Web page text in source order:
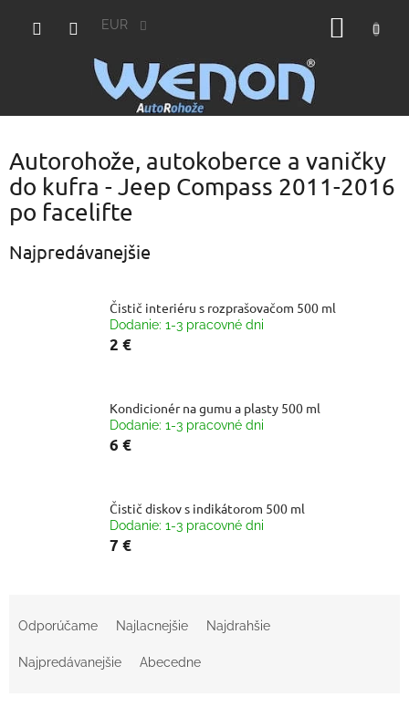
EUR
Autorohože, autokoberce a vaničky
do kufra - Jeep Compass 2011-2016
po facelifte
Najpredávanejšie
Čistič interiéru s rozprašovačom 500 ml
Dodanie: 1-3 pracovné dni
2 €
Kondicionér na gumu a plasty 500 ml
Dodanie: 1-3 pracovné dni
6 €
Čistič diskov s indikátorom 500 ml
Dodanie: 1-3 pracovné dni
7 €
Odporúčame Najlacnejšie Najdrahšie
Najpredávanejšie Abecedne